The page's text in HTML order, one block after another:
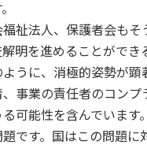
祉法人、保護者会もそ
明を進めることがで
うに、消極的姿勢が
事業の責任者のコン
可能性を含んでいま
です。国はこの問題に